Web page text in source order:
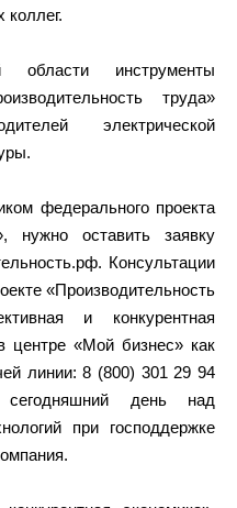
коллег.
инструменты
труда»
электрической
федерального проекта
нужно оставить заявку
Консультации
«Производительность
и конкурентная
центре «Мой бизнес» как
линии: 8 (800) 301 29 94
день над
при господдержке